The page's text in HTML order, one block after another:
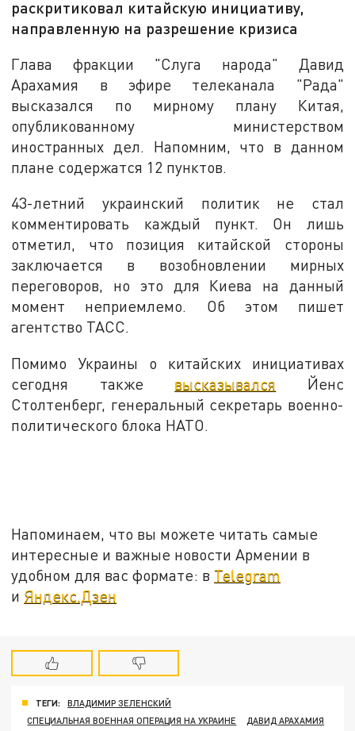
раскритиковал китайскую инициативу,
направленную на разрешение кризиса
Глава фракции "Слуга народа" Давид
Арахамия в эфире телеканала "Рада"
высказался по мирному плану Китая,
опубликованному министерством
иностранных дел. Напомним, что в данном
плане содержатся 12 пунктов.
43-летний украинский политик не стал
комментировать каждый пункт. Он лишь
отметил, что позиция китайской стороны
заключается в возобновлении мирных
переговоров, но это для Киева на данный
момент неприемлемо. Об этом пишет
агентство ТАСС.
Помимо Украины о китайских инициативах
сегодня также высказывался Йенс
Столтенберг, генеральный секретарь военно-
политического блока НАТО.
Напоминаем, что вы можете читать самые
интересные и важные новости Армении в
удобном для вас формате: в Telegram
и Яндекс.Дзен
ТЕГИ:
ВЛАДИМИР ЗЕЛЕНСКИЙ
СПЕЦИАЛЬНАЯ ВОЕННАЯ ОПЕРАЦИЯ НА УКРАИНЕ
ДАВИД АРАХАМИЯ